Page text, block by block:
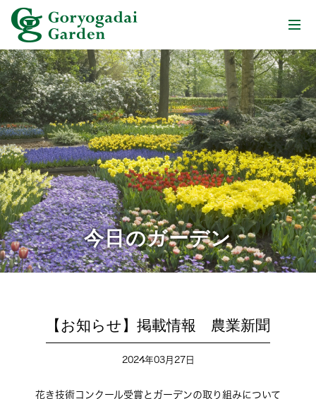
今日のガーデン
【お知らせ】掲載情報 農業新聞
2024年03月27日
花き技術コンクール受賞とガーデンの取り組みについて